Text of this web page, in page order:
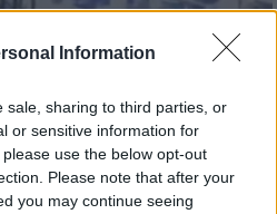
Information
sale, sharing to third parties, or
or sensitive information for
use the below opt-out
Please note that after your
you may continue seeing